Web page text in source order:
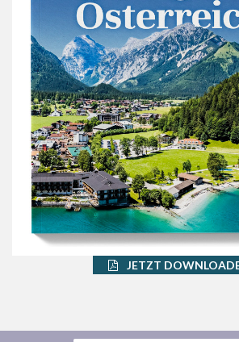
JETZT